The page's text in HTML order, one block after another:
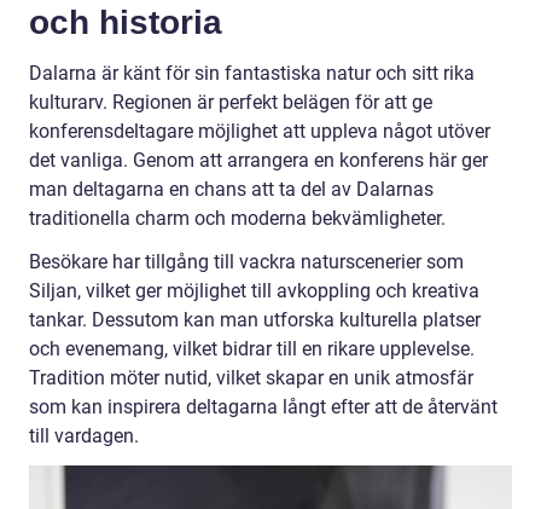
och historia
Dalarna är känt för sin fantastiska natur och sitt rika
kulturarv. Regionen är perfekt belägen för att ge
konferensdeltagare möjlighet att uppleva något utöver
det vanliga. Genom att arrangera en konferens här ger
man deltagarna en chans att ta del av Dalarnas
traditionella charm och moderna bekvämligheter.
Besökare har tillgång till vackra naturscenerier som
Siljan, vilket ger möjlighet till avkoppling och kreativa
tankar. Dessutom kan man utforska kulturella platser
och evenemang, vilket bidrar till en rikare upplevelse.
Tradition möter nutid, vilket skapar en unik atmosfär
som kan inspirera deltagarna långt efter att de återvänt
till vardagen.